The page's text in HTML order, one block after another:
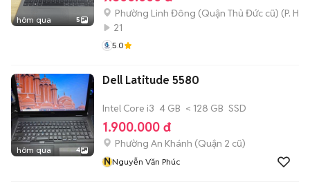
hôm qua 5
Phường Linh Đông (Quận Thủ Đức cũ) (P.
21
5.0
hôm qua 4
Dell Latitude 5580
Intel Core i3 4 GB < 128 GB SSD
1.900.000 đ
Phường An Khánh (Quận 2 cũ)
NNguyễn Văn Phúc